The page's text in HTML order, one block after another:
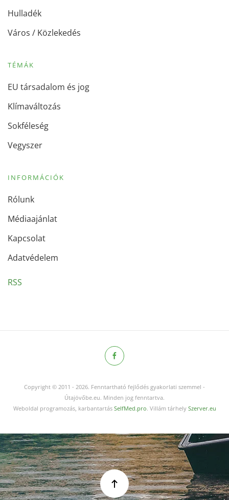
Hulladék
Város / Közlekedés
TÉMÁK
EU társadalom és jog
Klímaváltozás
Sokféleség
Vegyszer
INFORMÁCIÓK
Rólunk
Médiaajánlat
Kapcsolat
Adatvédelem
RSS
Copyright © 2011 - 2026. Fenntartható fejlődés gyakorlati szemmel -
Útajövőbe.eu. Minden jog fenntartva.
Weboldal programozás, karbantartás SelfMed.pro. Villám tárhely Szerver.eu